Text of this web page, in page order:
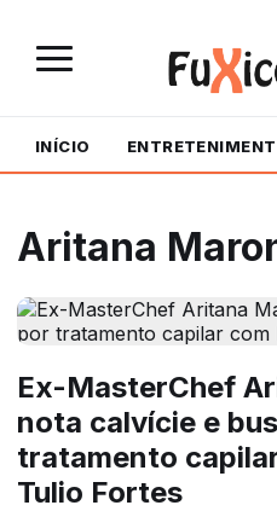
INÍCIO
Aritana
Ex-MasterChef
nota calvície e
tratamento
Tulio Fortes